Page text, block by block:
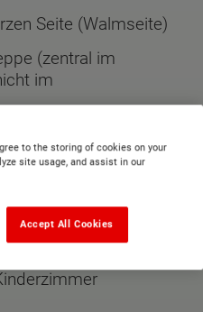
Seite (Walmseite)
(zentral im
im
(gut nutzbar
(viel Licht,
to the storing of cookies on your
site usage, and assist in our
Accept All Cookies